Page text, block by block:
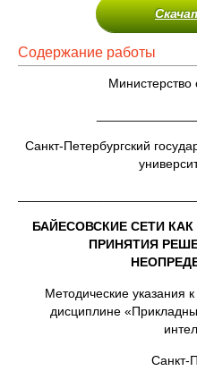
Содержание работы
Санкт-Петербургский
БАЙЕСОВСКИЕ СЕТИ
ПРИНЯТИЯ
Методические указания
дисциплине
Санкт-